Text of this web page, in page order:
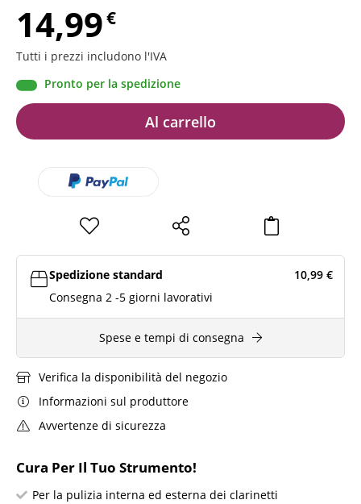
Cura Per Il Tuo Strumento!
Per la pulizia interna ed esterna dei clarinetti
14,99€
Tutti i prezzi includono l'IVA
Pronto per la spedizione
Al carrello
Spedizione standard 10,99 €
Consegna 2 -5 giorni lavorativi
Spese e tempi di consegna
Verifica la disponibilità del negozio
Informazioni sul produttore
Avvertenze di sicurezza